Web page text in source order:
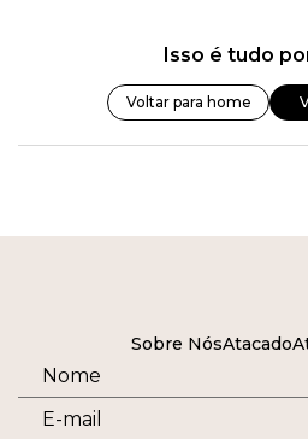
Isso é tudo
Voltar para home
Sobre NósAtacado